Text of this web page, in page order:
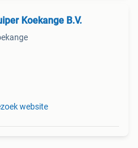
Koekange B.V.
website